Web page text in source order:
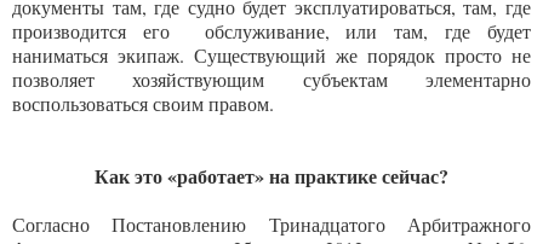
документы там, где судно будет эксплуатироваться, там, где
производится его обслуживание, или там, где будет
наниматься экипаж. Существующий же порядок просто не
позволяет хозяйствующим субъектам элементарно
воспользоваться своим правом.
Как это «работает» на практике сейчас?
Согласно Постановлению Тринадцатого Арбитражного